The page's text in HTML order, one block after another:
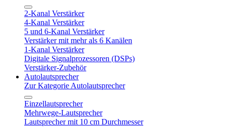
2-Kanal Verstärker
4-Kanal Verstärker
5 und 6-Kanal Verstärker
Verstärker mit mehr als 6 Kanälen
1-Kanal Verstärker
Digitale Signalprozessoren (DSPs)
Verstärker-Zubehör
Autolautsprecher
Zur Kategorie Autolautsprecher
Einzellautsprecher
Mehrwege-Lautsprecher
Lautsprecher mit 10 cm Durchmesser